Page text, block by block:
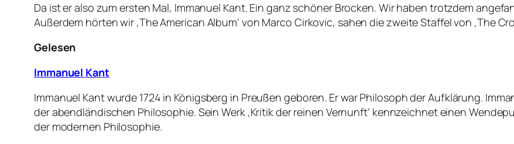
Da ist er also zum ersten Mal, Immanuel Kant. Ein ganz schöner Brocken. Wir haben trotzdem
Außerdem hörten wir ‚The American Album‘ von Marco Cirkovic, sahen die zweite Staffel von ‚The
Gelesen
Immanuel Kant
Immanuel Kant wurde 1724 in Königsberg in Preußen geboren. Er war Philosoph der Aufklärung.
der abendländischen Philosophie. Sein Werk ‚Kritik der reinen Vernunft‘ kennzeichnet einen
der modernen Philosophie.